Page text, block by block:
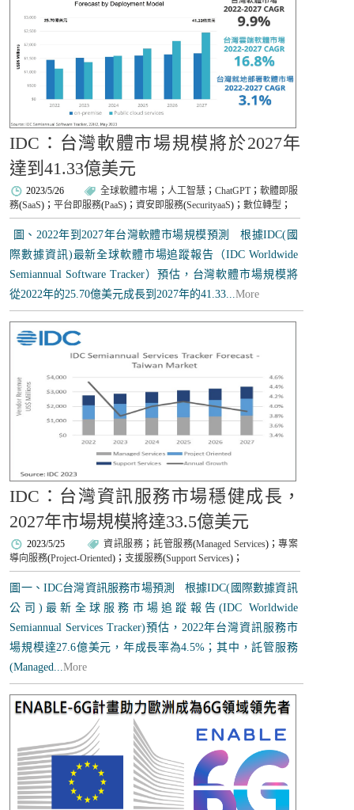
IDC：台灣軟體市場規模將於2027年
達到41.33億美元
2023/5/26 全球軟體市場 ； 人工智慧； ChatGPT； 軟體即服
務(SaaS)；平台即服務(PaaS)；資安即服務(SecurityaaS)；數位轉型 ；
圖、2022年到2027年台灣軟體市場規模預測 根據IDC(國
際數據資訊)最新全球軟體市場追蹤報告（IDC Worldwide
Semiannual Software Tracker）預估，台灣軟體市場規模將
從2022年的25.70億美元成長到2027年的41.33...More
IDC：台灣資訊服務市場穩健成長，
2027年市場規模將達33.5億美元
2023/5/25 資訊服務 ； 託管服務(Managed Services)； 專案
導向服務(Project-Oriented)； 支援服務(Support Services)；
圖一、IDC台灣資訊服務市場預測 根據IDC(國際數據資訊
公司)最新全球服務市場追蹤報告(IDC Worldwide
Semiannual Services Tracker)預估，2022年台灣資訊服務市
場規模達27.6億美元，年成長率為4.5%；其中，託管服務
(Managed...More